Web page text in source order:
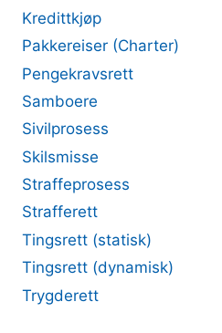
Kredittkjøp
Pakkereiser (Charter)
Pengekravsrett
Samboere
Sivilprosess
Skilsmisse
Straffeprosess
Strafferett
Tingsrett (statisk)
Tingsrett (dynamisk)
Trygderett